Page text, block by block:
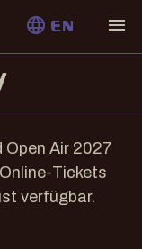
language EN menu
Open Air 2027
Tickets
verfügbar.